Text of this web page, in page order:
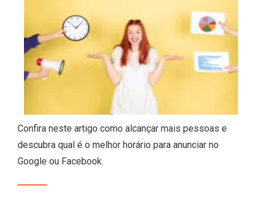
Confira neste artigo como alcançar mais pessoas e
descubra qual é o melhor horário para anunciar no
Google ou Facebook.